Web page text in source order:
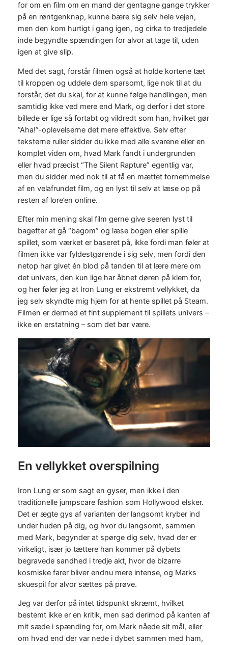
for om en film om en mand der gentagne gange trykker
på en røntgenknap, kunne bære sig selv hele vejen,
men den kom hurtigt i gang igen, og cirka to tredjedele
inde begyndte spændingen for alvor at tage til, uden
igen at give slip.
Med det sagt, forstår filmen også at holde kortene tæt
til kroppen og uddele dem sparsomt, lige nok til at du
forstår, det du skal, for at kunne følge handlingen, men
samtidig ikke ved mere end Mark, og derfor i det store
billede er lige så fortabt og vildredt som han, hvilket gør
”Aha!”-oplevelserne det mere effektive. Selv efter
teksterne ruller sidder du ikke med alle svarene eller en
komplet viden om, hvad Mark fandt i undergrunden
eller hvad præcist “The Silent Rapture” egentlig var,
men du sidder med nok til at få en mættet fornemmelse
af en velafrundet film, og en lyst til selv at læse op på
resten af lore’en online.
Efter min mening skal film gerne give seeren lyst til
bagefter at gå “bagom” og læse bogen eller spille
spillet, som værket er baseret på, ikke fordi man føler at
filmen ikke var fyldestgørende i sig selv, men fordi den
netop har givet én blod på tanden til at lære mere om
det univers, den kun lige har åbnet døren på klem for,
og her føler jeg at Iron Lung er ekstremt vellykket, da
jeg selv skyndte mig hjem for at hente spillet på Steam.
Filmen er dermed et fint supplement til spillets univers –
ikke en erstatning – som det bør være.
En vellykket overspilning
Iron Lung er som sagt en gyser, men ikke i den
traditionelle jumpscare fashion som Hollywood elsker.
Det er ægte gys af varianten der langsomt kryber ind
under huden på dig, og hvor du langsomt, sammen
med Mark, begynder at spørge dig selv, hvad der er
virkeligt, især jo tættere han kommer på dybets
begravede sandhed i tredje akt, hvor de bizarre
kosmiske farer bliver endnu mere intense, og Marks
skuespil for alvor sættes på prøve.
Jeg var derfor på intet tidspunkt skræmt, hvilket
bestemt ikke er en kritik, men sad derimod på kanten af
mit sæde i spænding for, om Mark nåede sit mål, eller
om hvad end der var nede i dybet sammen med ham,